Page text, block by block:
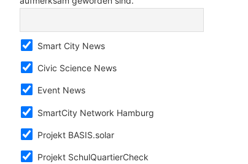
Smart City News
Civic Science News
Event News
SmartCity Network Hamburg
Projekt BASIS.solar
Projekt SchulQuartierCheck